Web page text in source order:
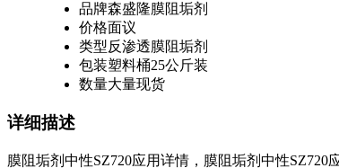
品牌森盛隆膜阻垢剂
价格面议
类型反渗透膜阻垢剂
包装塑料桶25公斤装
数量大量现货
详细描述
膜阻垢剂中性SZ720应用详情， 膜阻垢剂中性SZ720